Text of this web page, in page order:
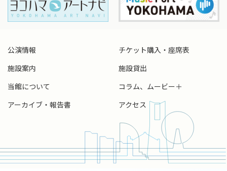
公演情報
チケット購入・座席表
施設案内
施設貸出
当館について
コラム、ムービー＋
アーカイブ・報告書
アクセス